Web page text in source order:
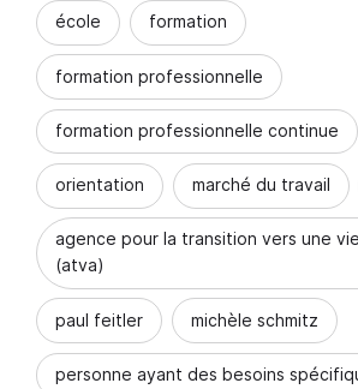
école formation
formation professionnelle
formation professionnelle continue
orientation marché du travail
agence pour la transition vers une
(atva)
paul feitler michèle schmitz
personne ayant des besoins